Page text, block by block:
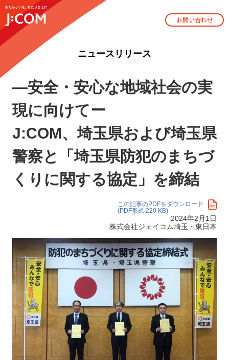
お問い合わせ
ニュースリリース
―安全・安心な地域社会の実
現に向けてー
J:COM、埼玉県および埼玉県
警察と「埼玉県防犯のまちづ
くりに関する協定」を締結
この記事のPDFをダウンロード
(PDF形式:220 KB)
2024年2月1日
株式会社ジェイコム埼玉・東日本